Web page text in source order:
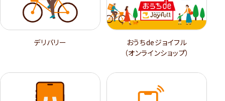
デリバリー
おうちdeジョイフル
（オンラインショップ）